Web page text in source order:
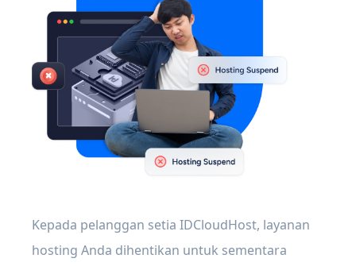
Kepada pelanggan setia IDCloudHost, layanan
hosting Anda dihentikan untuk sementara